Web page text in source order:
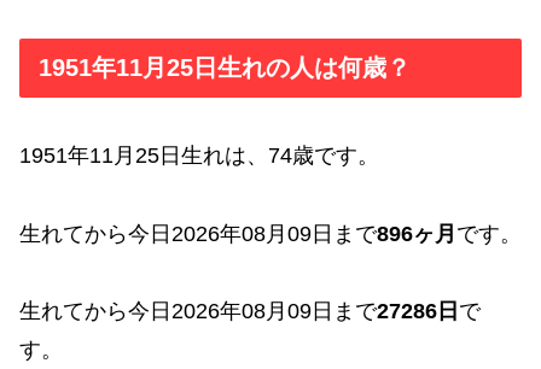
1951年11月25日生れの人は何歳？
1951年11月25日生れは、74歳です。
生れてから今日2026年08月09日まで896ヶ月 です。
生れてから今日2026年08月09日まで27286日 で
す。